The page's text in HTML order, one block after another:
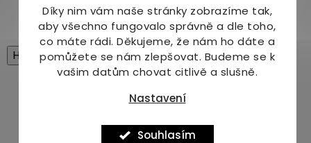
Díky nim vám naše stránky zobrazíme tak,
aby všechno fungovalo správně a dle toho,
co máte rádi. Děkujeme, že nám ho dáte a
pomůžete se nám zlepšovat. Budeme se k
vašim datům chovat citlivě a slušně.
Nastavení
Souhlasím
High-contrast mode
Mohlo by Vás zajímat
Tip